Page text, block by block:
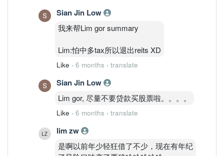
Sian Jin Low
我来帮Lim gor summary
Lim:怕中多tax所以退出reits XD
Like · 6 months · translate
Sian Jin Low
Lim gor, 尽量不要贷款买股票啦。。。。
Like · 6 months · translate
lim zw
是啊以前年少轻狂借了不少，现在有年纪